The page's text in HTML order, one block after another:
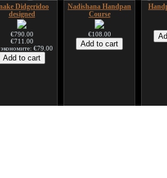
Didgeridoo
designed
€790.00
€711.00
€79.00
Nadishana Handpan
Course
€108.00